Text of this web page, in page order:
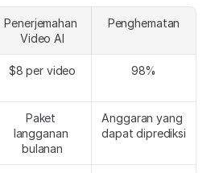
Penerjemahan
Video AI
Penghematan
$8 per video 98%
Paket
langganan
bulanan
Anggaran yang
dapat diprediksi